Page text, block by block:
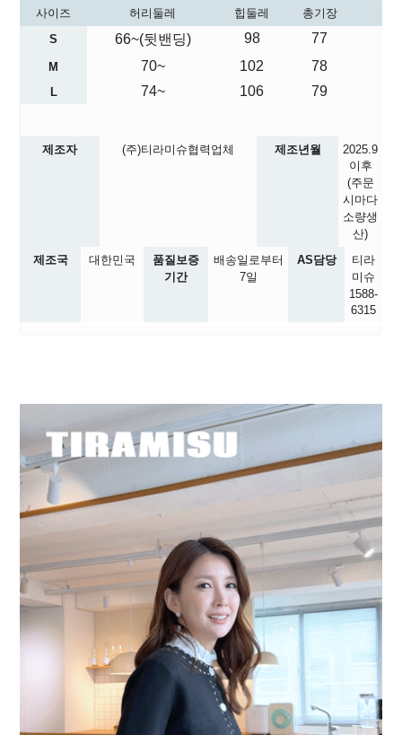
사이즈
허리둘레 힙둘레
총기장
S
66~(뒷밴딩) 98 77
M 70~ 102 78
L 74~ 106 79
제조자 (주)티라미슈협력업체 제조년월
2025.9
이후
(주문
시마다
소량생
산)
제조국
대한민국
품질보증
기간
배송일로부터
7일
AS담당
티라
미슈
1588-
6315